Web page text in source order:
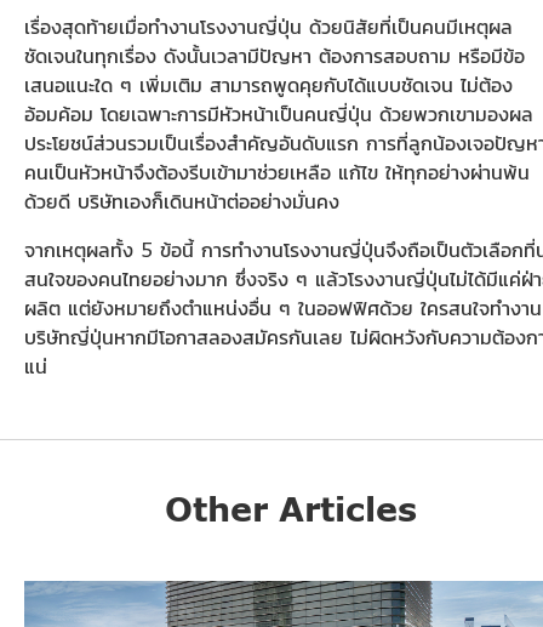
เรื่องสุดท้ายเมื่อทำงานโรงงานญี่ปุ่น ด้วยนิสัยที่เป็นคนมีเหตุผล
ชัดเจนในทุกเรื่อง ดังนั้นเวลามีปัญหา ต้องการสอบถาม หรือมีข้อ
เสนอแนะใด ๆ เพิ่มเติม สามารถพูดคุยกับได้แบบชัดเจน ไม่ต้อง
อ้อมค้อม โดยเฉพาะการมีหัวหน้าเป็นคนญี่ปุ่น ด้วยพวกเขามองผล
ประโยชน์ส่วนรวมเป็นเรื่องสำคัญอันดับแรก การที่ลูกน้องเจอปัญห
คนเป็นหัวหน้าจึงต้องรีบเข้ามาช่วยเหลือ แก้ไข ให้ทุกอย่างผ่านพ้น
ด้วยดี บริษัทเองก็เดินหน้าต่ออย่างมั่นคง
จากเหตุผลทั้ง 5 ข้อนี้ การทำงานโรงงานญี่ปุ่นจึงถือเป็นตัวเลือกที่
สนใจของคนไทยอย่างมาก ซึ่งจริง ๆ แล้วโรงงานญี่ปุ่นไม่ได้มีแค่ฝ่
ผลิต แต่ยังหมายถึงตำแหน่งอื่น ๆ ในออฟฟิศด้วย ใครสนใจทำงาน
บริษัทญี่ปุ่นหากมีโอกาสลองสมัครกันเลย ไม่ผิดหวังกับความต้องก
แน่
Other Articles